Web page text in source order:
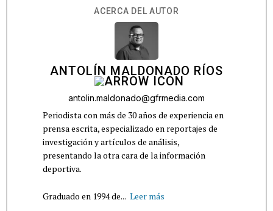
ACERCA DEL AUTOR
ANTOLÍN MALDONADO RÍOS
antolin.maldonado@gfrmedia.com
Periodista con más de 30 años de experiencia en
prensa escrita, especializado en reportajes de
investigación y artículos de análisis,
presentando la otra cara de la información
deportiva.
Graduado en 1994 de... Leer más